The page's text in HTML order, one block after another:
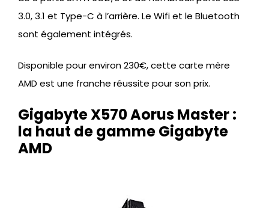
3.0, 3.1 et Type-C à l’arrière. Le Wifi et le Bluetooth
sont également intégrés.
Disponible pour environ 230€, cette carte mère
AMD est une franche réussite pour son prix.
Gigabyte X570 Aorus Master :
la haut de gamme Gigabyte
AMD